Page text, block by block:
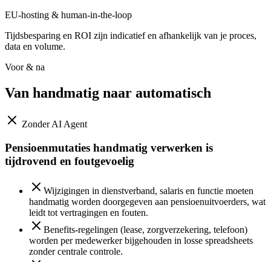
EU-hosting & human-in-the-loop
Tijdsbesparing en ROI zijn indicatief en afhankelijk van je proces,
data en volume.
Voor & na
Van handmatig naar automatisch
Zonder AI Agent
Pensioenmutaties handmatig verwerken is
tijdrovend en foutgevoelig
Wijzigingen in dienstverband, salaris en functie moeten
handmatig worden doorgegeven aan pensioenuitvoerders, wat
leidt tot vertragingen en fouten.
Benefits-regelingen (lease, zorgverzekering, telefoon)
worden per medewerker bijgehouden in losse spreadsheets
zonder centrale controle.